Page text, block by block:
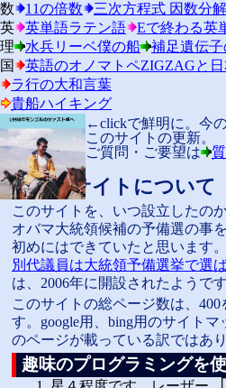
M君のサイトについて
このサイトを、いつ設立したの
オバマ大統領候補の予備選の事
初めにはできていたと思います。
別代議員は大統領予備選挙で選
は、2006年に開設されたようです
このサイトの総ページ数は、400
す。google用、bing用のサイト
のページが載っている訳ではあ
趣味のプログラミングを
数 11の倍数
三次方程式 因数分解
英
英単語ラテン語
Eで終わる英
理
水兵リーベ僕の船
補足遺伝子
国
英語のオノマトペZIGZAGと
ラ行の大和言葉
貴船ハイキング
←clickで鮮明に。今
このサイトの更新。
ご質問・ご要望は